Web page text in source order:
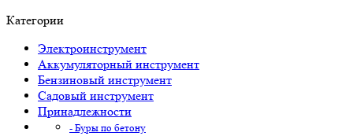
Категории
Электроинструмент
Аккумуляторный инструмент
Бензиновый инструмент
Садовый инструмент
Принадлежности
- Буры по бетону